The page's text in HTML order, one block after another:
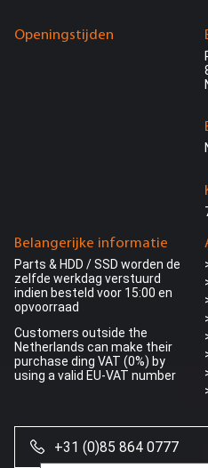
Openingstijden
Belangerijke informatie
Parts & HDD / SSD worden de
zelfde werkdag verstuurd
indien besteld voor 15:00 en
opvoorraad
Customers outside the
Netherlands can make their
purchase ding VAT (0%) by
using a valid EU-VAT number
+31 (0)85 864 0777